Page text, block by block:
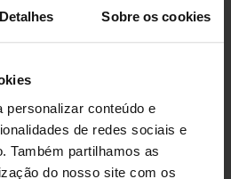
Detalhes Sobre os cookies
personalizar conteúdo e
de redes sociais e
Também partilhamos as
do nosso site com os
uma maneira fácil e
com nada.